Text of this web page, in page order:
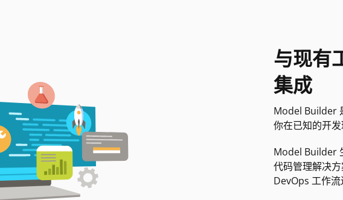
与现有
集成
Model Builder
你在已知的开
Model Builder
代码管理解决
DevOps 工作